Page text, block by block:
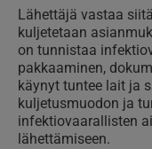
Lähettäjä vastaa
kuljetetaan
on tunnistaa
pakkaaminen,
käynyt tuntee lait ja
kuljetusmuodon ja
infektiovaarallisten
lähettämiseen.